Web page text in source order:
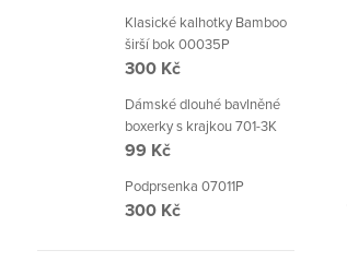
Klasické kalhotky Bamboo
širší bok 00035P
300 Kč
Dámské dlouhé bavlněné
boxerky s krajkou 701-3K
99 Kč
Podprsenka 07011P
300 Kč